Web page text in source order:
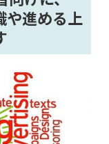
や進める上